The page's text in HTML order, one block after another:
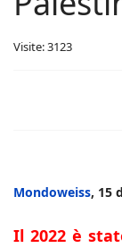
Visite: 3123
Mondoweiss, 15
Il 2022 è